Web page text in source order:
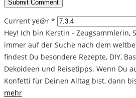
Current ye@r *
Hey! Ich bin Kerstin - Zeugsammlerin,
immer auf der Suche nach dem
findest Du besondere Rezepte, DIY,
Dekoideen und Reisetipps. Wenn Du
Konfetti für Deinen Alltag bist, dann
mehr